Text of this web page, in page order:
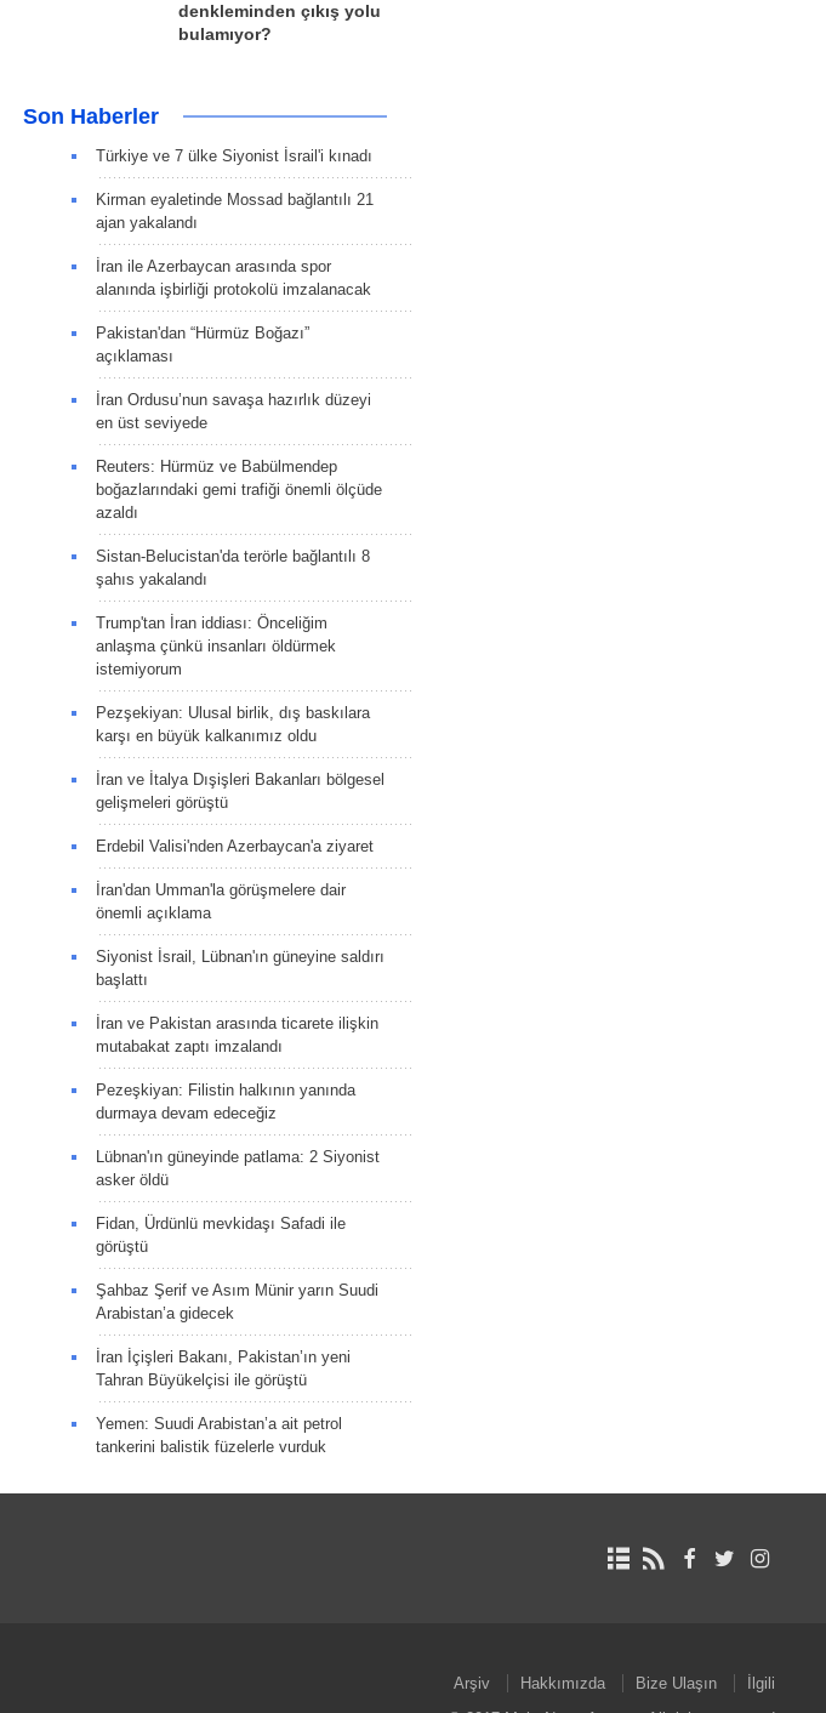
denkleminden çıkış yolu
bulamıyor?
Son Haberler
Türkiye ve 7 ülke Siyonist İsrail'i kınadı
Kirman eyaletinde Mossad bağlantılı 21
ajan yakalandı
İran ile Azerbaycan arasında spor
alanında işbirliği protokolü imzalanacak
Pakistan'dan “Hürmüz Boğazı”
açıklaması
İran Ordusu’nun savaşa hazırlık düzeyi
en üst seviyede
Reuters: Hürmüz ve Babülmendep
boğazlarındaki gemi trafiği önemli ölçüde
azaldı
Sistan-Belucistan'da terörle bağlantılı 8
şahıs yakalandı
Trump'tan İran iddiası: Önceliğim
anlaşma çünkü insanları öldürmek
istemiyorum
Pezşekiyan: Ulusal birlik, dış baskılara
karşı en büyük kalkanımız oldu
İran ve İtalya Dışişleri Bakanları bölgesel
gelişmeleri görüştü
Erdebil Valisi'nden Azerbaycan'a ziyaret
İran'dan Umman'la görüşmelere dair
önemli açıklama
Siyonist İsrail, Lübnan'ın güneyine saldırı
başlattı
İran ve Pakistan arasında ticarete ilişkin
mutabakat zaptı imzalandı
Pezeşkiyan: Filistin halkının yanında
durmaya devam edeceğiz
Lübnan'ın güneyinde patlama: 2 Siyonist
asker öldü
Fidan, Ürdünlü mevkidaşı Safadi ile
görüştü
Şahbaz Şerif ve Asım Münir yarın Suudi
Arabistan’a gidecek
İran İçişleri Bakanı, Pakistan’ın yeni
Tahran Büyükelçisi ile görüştü
Yemen: Suudi Arabistan’a ait petrol
tankerini balistik füzelerle vurduk
Arşiv Hakkımızda Bize Ulaşın
İlgili